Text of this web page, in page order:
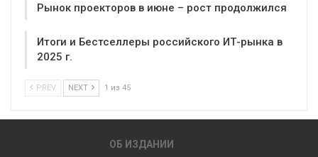
Рынок проекторов в июне – рост продолжился
Итоги и Бестселлеры российского ИТ-рынка в
2025 г.
PREV NEXT 1 из 45
ОБ ИЗДАНИИ